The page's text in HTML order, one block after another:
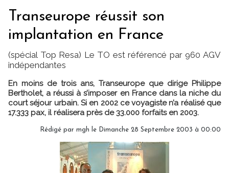
Transeurope réussit son
implantation en France
(spécial Top Resa) Le TO est référencé par 960 AGV
indépendantes
En moins de trois ans, Transeurope que dirige Philippe
Bertholet, a réussi à s’imposer en France dans la niche du
court séjour urbain. Si en 2002 ce voyagiste n’a réalisé que
17.333 pax, il réalisera près de 33.000 forfaits en 2003.
Rédigé par mgh le Dimanche 28 Septembre 2003 à 00:00